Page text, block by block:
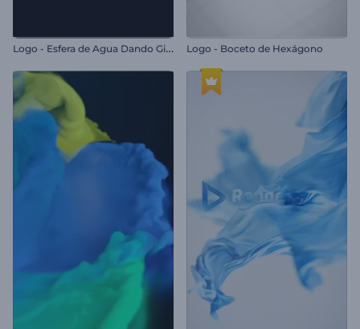
L
ogo - Esfera de Agua Dando Giros Logo - Boceto de Hexágono